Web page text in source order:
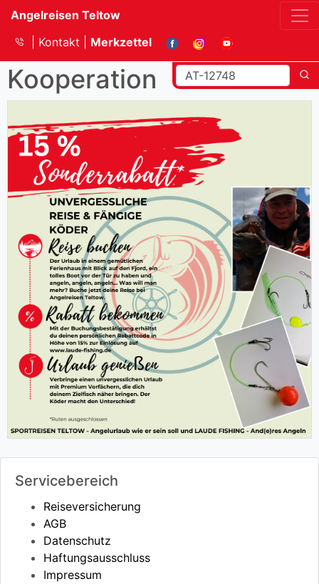
Angelreisen Teltow
Kontakt
Merkzettel
Kooperation
Servicebereich
Reiseversicherung
AGB
Datenschutz
Haftungsausschluss
Impressum